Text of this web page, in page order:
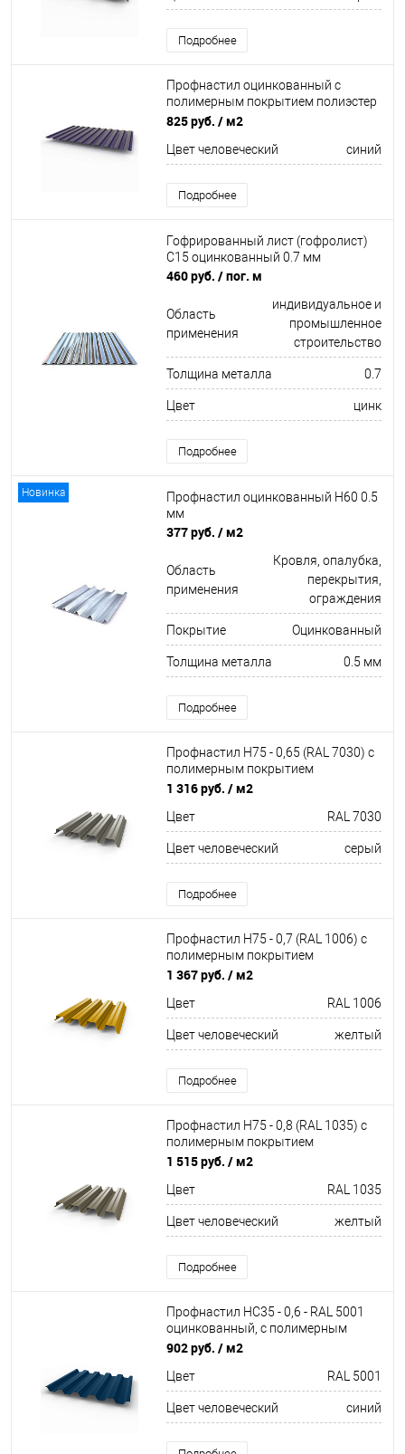
Подробнее
Профнастил оцинкованный с
полимерным покрытием полиэстер
С8 buildstor 0,6х1180мм RAL 5022
825 руб. / м2
Цвет человеческий синий
Подробнее
Гофрированный лист (гофролист)
С15 оцинкованный 0.7 мм
460 руб. / пог. м
Область
применения
индивидуальное и
промышленное
строительство
Толщина металла 0.7
Цвет цинк
Подробнее
Новинка
Профнастил оцинкованный Н60 0.5
мм
377 руб. / м2
Область
применения
Кровля, опалубка,
перекрытия,
ограждения
Покрытие Оцинкованный
Толщина металла 0.5 мм
Подробнее
Профнастил Н75 - 0,65 (RAL 7030) с
полимерным покрытием
(полиэстер)
1 316 руб. / м2
Цвет RAL 7030
Цвет человеческий серый
Подробнее
Профнастил Н75 - 0,7 (RAL 1006) с
полимерным покрытием
(полиэстер)
1 367 руб. / м2
Цвет RAL 1006
Цвет человеческий желтый
Подробнее
Профнастил Н75 - 0,8 (RAL 1035) с
полимерным покрытием
(полиэстер)
1 515 руб. / м2
Цвет RAL 1035
Цвет человеческий желтый
Подробнее
Профнастил НС35 - 0,6 - RAL 5001
оцинкованный, с полимерным
покрытием (Полиэстер)
902 руб. / м2
Цвет RAL 5001
Цвет человеческий синий